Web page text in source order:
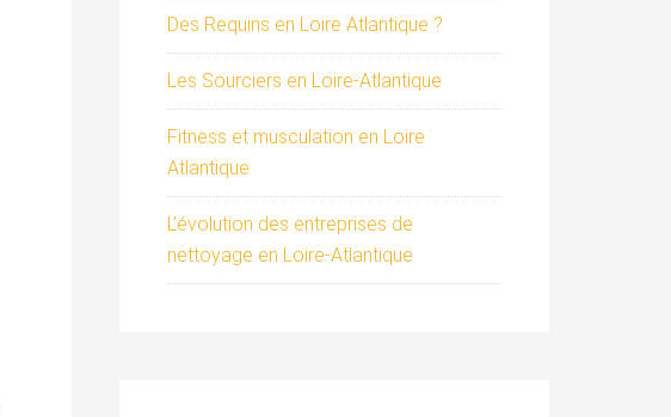
Des Requins en Loire Atlantique ?
Les Sourciers en Loire-Atlantique
Fitness et musculation en Loire
Atlantique
L’évolution des entreprises de
nettoyage en Loire-Atlantique